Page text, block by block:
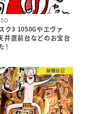
ク3 1050Gやエヴァ
井直前台などのお宝台
！
稼働日記